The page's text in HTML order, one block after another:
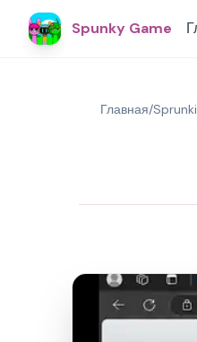
Spunky Game
Главная/